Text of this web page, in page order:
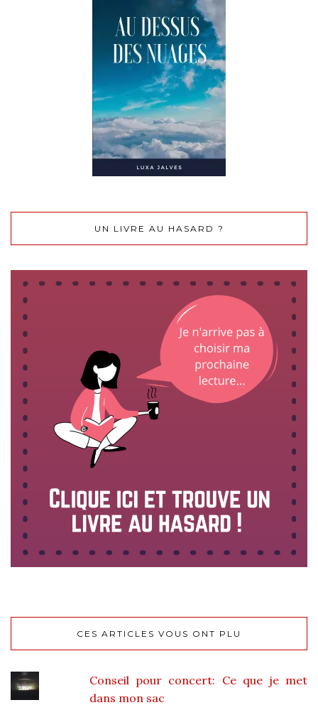
UN LIVRE AU HASARD ?
CES ARTICLES VOUS ONT PLU
Conseil pour concert: Ce que je met
dans mon sac